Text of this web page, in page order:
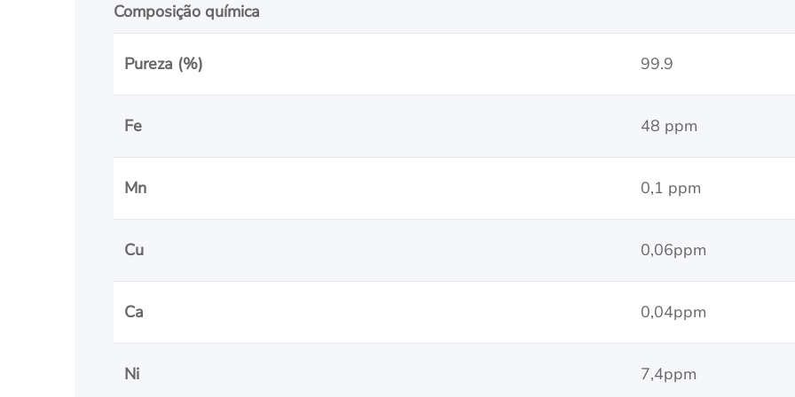
Composição química
Pureza (%) 99.9
Fe 48 ppm
Mn 0,1 ppm
Cu 0,06ppm
Ca 0,04ppm
Ni 7,4ppm